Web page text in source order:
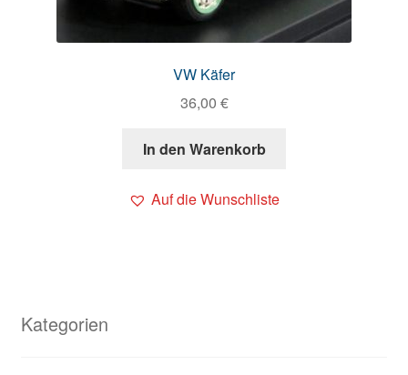
VW Käfer
36,00 €
In den Warenkorb
Auf die Wunschliste
Kategorien